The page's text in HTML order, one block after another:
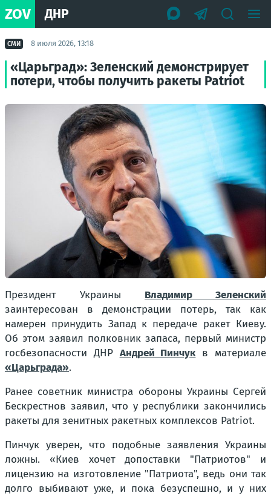
ZOV ДНР
СМИ 8 июля 2026, 13:18
«Царьград»: Зеленский демонстрирует
потери, чтобы получить ракеты Patriot
Президент Украины Владимир Зеленский
заинтересован в демонстрации потерь, так как
намерен принудить Запад к передаче ракет Киеву.
Об этом заявил полковник запаса, первый министр
госбезопасности ДНР Андрей Пинчукв материале
«Царьграда».
Ранее советник министра обороны Украины Сергей
Бескрестнов заявил, что у республики закончились
ракеты для зенитных ракетных комплексов Patriot.
Пинчук уверен, что подобные заявления Украины
ложны. «Киев хочет допоставки "Патриотов" и
лицензию на изготовление "Патриота", ведь они так
долго выбивают уже, и пока безуспешно, и у них